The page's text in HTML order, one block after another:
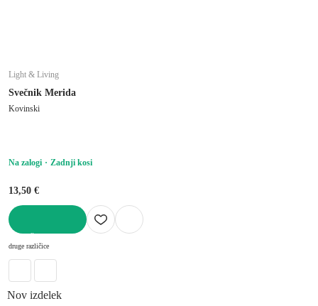
Light & Living
Svečnik Merida
Kovinski
Na zalogi Zadnji kosi
13,50 €
druge različice
Nov izdelek